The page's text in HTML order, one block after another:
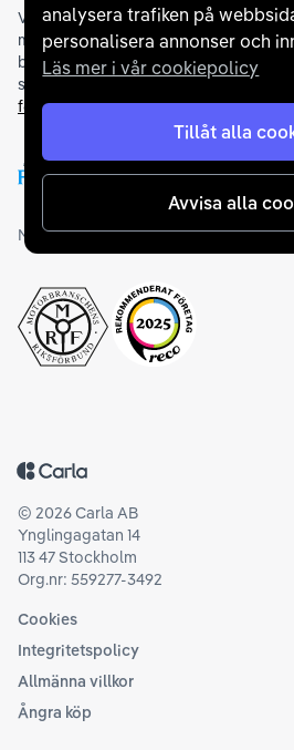
analysera trafiken på
personalisera annonser och
Läs mer i vår cookiepolicy
Tillåt alla
Avvisa alla
Vi samarbetar medflertalet banker för
möjliga finansieringslösning och
betalningsmetoder. För att du ska
samarbetar vi med Folksam och
försäkringar och garantier.
Medlemskap och utmärkelser
Tillbaka till startsidan
© 2026Carla AB
Ynglingagatan 14
113 47 Stockholm
Org.nr: 559277-3492
Cookies
Integritetspolicy
Allmänna villkor
Ångra köp